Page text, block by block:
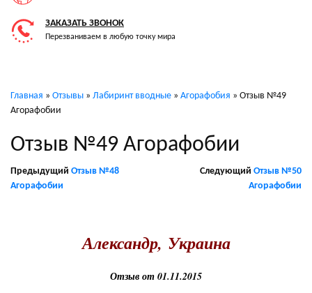
ЗАКАЗАТЬ ЗВОНОК
Перезваниваем в любую точку мира
Главная » Отзывы » Лабиринт вводные » Агорафобия » Отзыв №49
Агорафобии
Отзыв №49 Агорафобии
Предыдущий Отзыв №48
Агорафобии
Следующий Отзыв №50
Агорафобии
Александр, Украина
Отзыв от 01.11.2015